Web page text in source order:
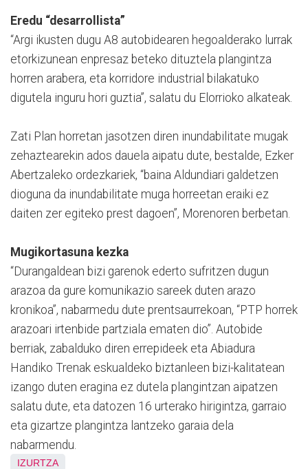
Eredu “desarrollista”
“Argi ikusten dugu A8 autobidearen hegoalderako lurrak
etorkizunean enpresaz beteko dituztela plangintza
horren arabera, eta korridore industrial bilakatuko
digutela inguru hori guztia”, salatu du Elorrioko alkateak.
Zati Plan horretan jasotzen diren inundabilitate mugak
zehaztearekin ados dauela aipatu dute, bestalde, Ezker
Abertzaleko ordezkariek, “baina Aldundiari galdetzen
dioguna da inundabilitate muga horreetan eraiki ez
daiten zer egiteko prest dagoen”, Morenoren berbetan.
Mugikortasuna kezka
“Durangaldean bizi garenok ederto sufritzen dugun
arazoa da gure komunikazio sareek duten arazo
kronikoa”, nabarmedu dute prentsaurrekoan, “PTP horrek
arazoari irtenbide partziala ematen dio”. Autobide
berriak, zabalduko diren errepideek eta Abiadura
Handiko Trenak eskualdeko biztanleen bizi-kalitatean
izango duten eragina ez dutela plangintzan aipatzen
salatu dute, eta datozen 16 urterako hirigintza, garraio
eta gizartze plangintza lantzeko garaia dela
nabarmendu.
IZURTZA